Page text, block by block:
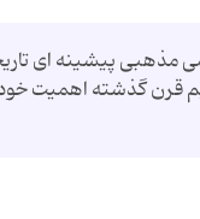
مذهبی پیشینه ای
قرن گذشته اهمیت خود